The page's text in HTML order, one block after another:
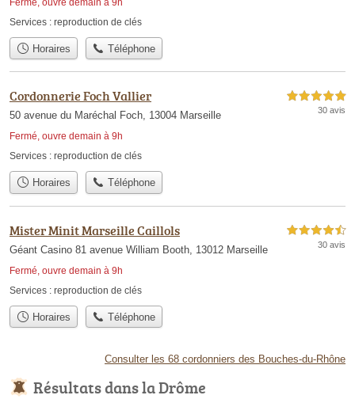
Services : reproduction de clés
Horaires Téléphone
Cordonnerie Foch Vallier
50 avenue du Maréchal Foch, 13004 Marseille
Fermé, ouvre demain à 9h
5,0 étoiles sur 5
30 avis
Services : reproduction de clés
Horaires Téléphone
Mister Minit Marseille Caillols
Géant Casino 81 avenue William Booth, 13012 Marseille
Fermé, ouvre demain à 9h
4,5 étoiles sur 5
30 avis
Services : reproduction de clés
Horaires Téléphone
Consulter les 68 cordonniers des Bouches-du-Rhône
Résultats dans la Drôme